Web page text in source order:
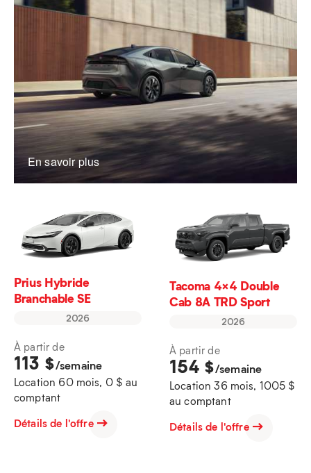
En savoir plus
Prius Hybride
Branchable SE
2026
À partir de
113 $/semaine
Location 60 mois, 0 $ au
comptant
Détails de l'offre
Tacoma 4×4 Double
Cab 8A TRD Sport
2026
À partir de
154 $/semaine
Location 36 mois, 1005 $
au comptant
Détails de l'offre